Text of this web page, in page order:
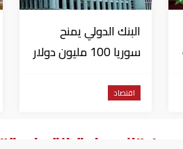
البنك الدولي يمنح
سوريا 100 مليون دولار
اقتصاد